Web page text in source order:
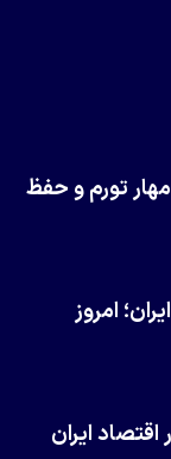
تورم و حفظ
امروز
ایران